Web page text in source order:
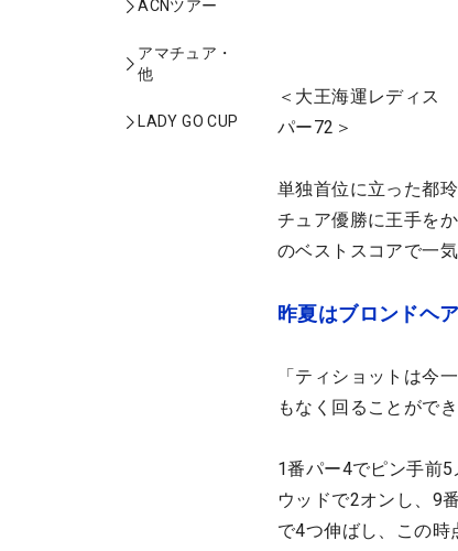
ACNツアー
アマチュア・
他
LADY GO CUP
＜大王海運レディ
パー72＞
単独首位に立った都
チュア優勝に王手を
のベストスコアで一
昨夏はブロンドヘ
「ティショットは今
もなく回ることがで
1番パー4でピン手前
ウッドで2オンし、9
で4つ伸ばし、この